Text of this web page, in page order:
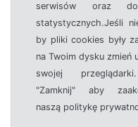
serwisów oraz
statystycznych.Jeśli
by pliki cookies były
na Twoim dysku zmień
swojej
"Zamknij" aby
naszą politykę